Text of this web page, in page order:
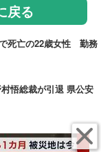
戻る
死亡の22歳女性 勤務
悟総裁が引退 県公安